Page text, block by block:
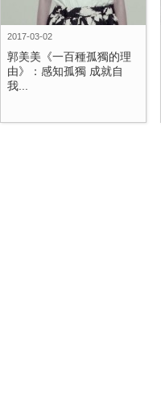
2017-03-02
郭美美《一百種孤獨的理
由》：感知孤獨 成就自
我...